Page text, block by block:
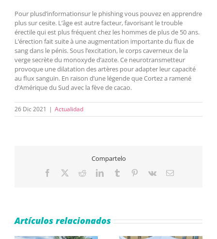
Pour plusd’informationsur le phishing vous pouvez en apprendre
plus sur cesite. L’âge est autre facteur, favorisant le trouble
érectile qui est plus fréquent chez les hommes de plus de 50 ans.
L’érection fait suite à une augmentation importante du flux de
sang dans le pénis. Sous l’excitation, le corps caverneux de la
verge secrète du monoxyde d’azote. Ce neurotransmetteur
provoque une dilatation des artères pour adapter leur capacité
au flux sanguin. En raison d’une légende que Cortez a ramené
d’Amérique du Sud avec la fève de cacao.
26 Dic 2021 | Actualidad
Compartelo
Facebook RedditLinkedInTumblr Pinterest
Vk
Correo
Artículos relacionados